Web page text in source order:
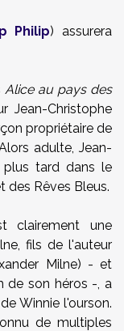
Philip) assurera
Alice au pays des
Jean-Christophe
propriétaire de
adulte, Jean-
plus tard dans le
des Rêves Bleus.
clairement une
fils de l'auteur
Milne) - et
de son héros -, a
Winnie l'ourson.
de multiples